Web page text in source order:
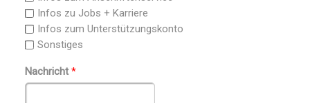
Infos zu Jobs + Karriere
Infos zum Unterstützungskonto
Sonstiges
Nachricht *